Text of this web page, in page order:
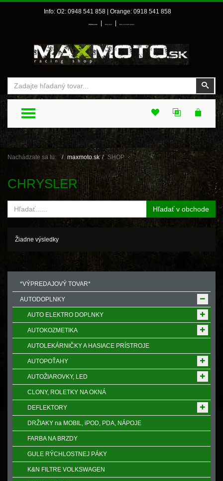
Info: O2: 0948 541 858 | Orange: 0918 541 858
Prihlásenie Môj účet Môj zoznam prianí
TOGGLE MENU
Nachádzate sa tu: maxmoto.sk SHOP
CHRYSLER
Hľadať v obchode
Žiadne výsledky
*VÝPREDAJOVÝ TOVAR*
AUTODOPLNKY
AUTO ELEKTRO DOPLNKY
AUTOKOZMETIKA
AUTOLEKÁRNIČKY A HASIACE PRÍSTROJE
AUTOPOŤAHY
AUTOŽIAROVKY, LED
CLONY, ROLETKY NA OKNÁ
DEFLEKTORY
DRŽIAKY na MOBIL, iPOD, PDA, NÁPOJE
FARBA NA BRZDY
GULE RÝCHLOSTNEJ PÁKY
K&N FILTRE VOLKSWAGEN